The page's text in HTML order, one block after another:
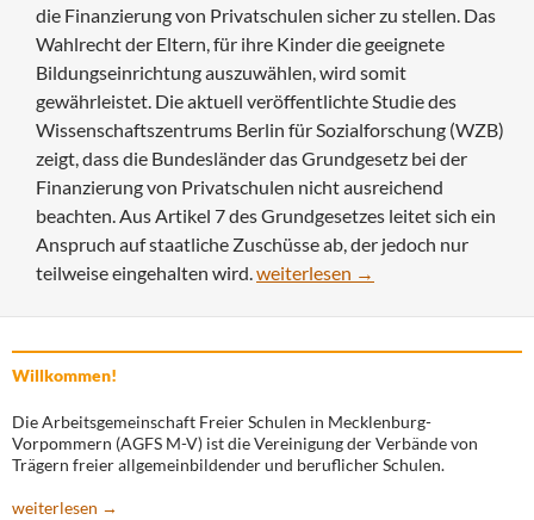
die Finanzierung von Privatschulen sicher zu stellen. Das
Wahlrecht der Eltern, für ihre Kinder die geeignete
Bildungseinrichtung auszuwählen, wird somit
gewährleistet. Die aktuell veröffentlichte Studie des
Wissenschaftszentrums Berlin für Sozialforschung (WZB)
zeigt, dass die Bundesländer das Grundgesetz bei der
Finanzierung von Privatschulen nicht ausreichend
beachten. Aus Artikel 7 des Grundgesetzes leitet sich ein
Anspruch auf staatliche Zuschüsse ab, der jedoch nur
teilweise eingehalten wird.WZB-Studie: Unzureichende
weiterlesen →
Willkommen!
Die Arbeitsgemeinschaft Freier Schulen in Mecklenburg-
Vorpommern (AGFS M-V) ist die Vereinigung der Verbände von
Trägern freier allgemeinbildender und beruflicher Schulen.
weiterlesen →